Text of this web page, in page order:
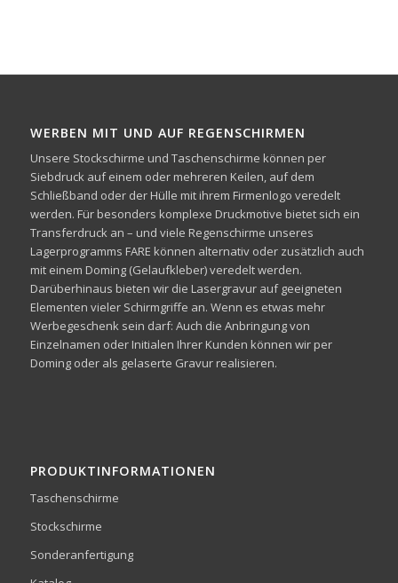
WERBEN MIT UND AUF REGENSCHIRMEN
Unsere Stockschirme und Taschenschirme können per
Siebdruck auf einem oder mehreren Keilen, auf dem
Schließband oder der Hülle mit ihrem Firmenlogo veredelt
werden. Für besonders komplexe Druckmotive bietet sich ein
Transferdruck an – und viele Regenschirme unseres
Lagerprogramms FARE können alternativ oder zusätzlich auch
mit einem Doming (Gelaufkleber) veredelt werden.
Darüberhinaus bieten wir die Lasergravur auf geeigneten
Elementen vieler Schirmgriffe an. Wenn es etwas mehr
Werbegeschenk sein darf: Auch die Anbringung von
Einzelnamen oder Initialen Ihrer Kunden können wir per
Doming oder als gelaserte Gravur realisieren.
PRODUKTINFORMATIONEN
Taschenschirme
Stockschirme
Sonderanfertigung